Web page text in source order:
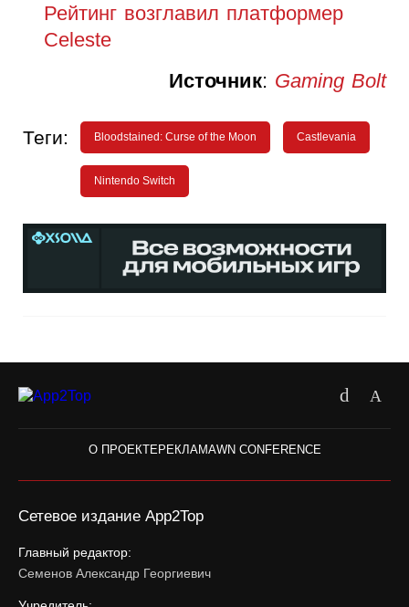
Рейтинг возглавил платформер
Celeste
Источник: Gaming Bolt
Теги: Bloodstained: Curse of the Moon Castlevania
Nintendo Switch
О ПРОЕКТЕРЕКЛАМАWN CONFERENCE
Сетевое издание App2Top
Главный редактор:
Семенов Александр Георгиевич